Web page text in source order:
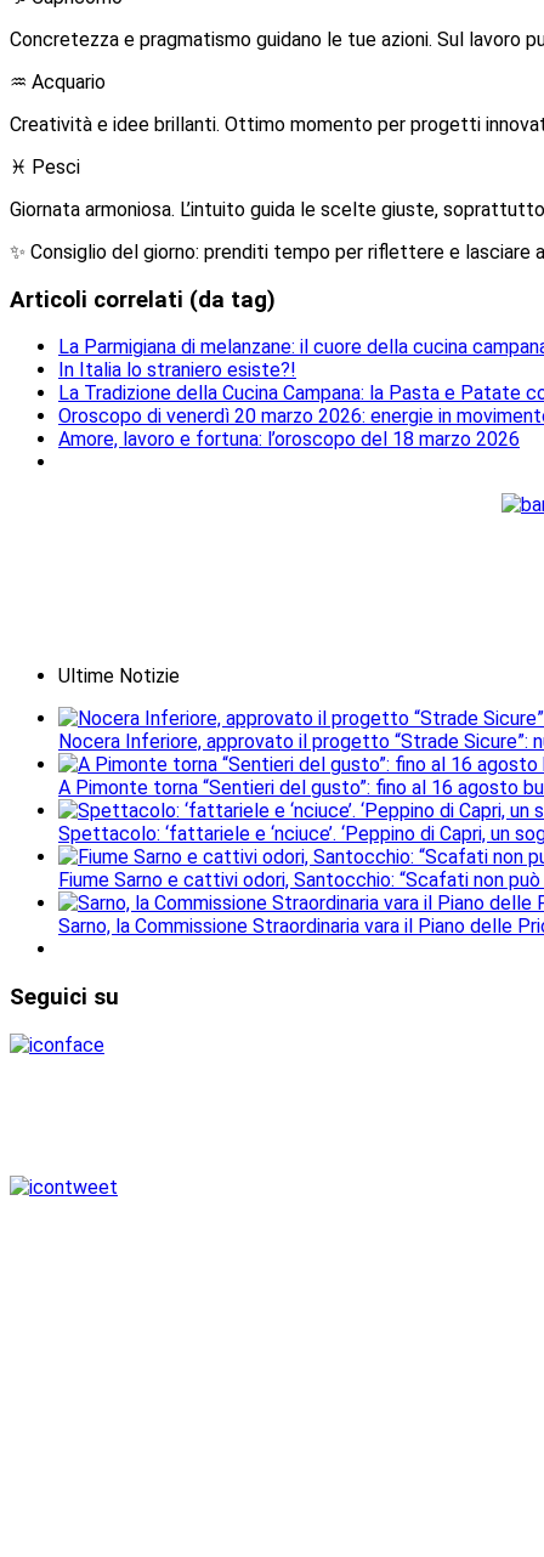
Concretezza e pragmatismo guidano le tue azioni. Sul lavoro
♒ Acquario
Creatività e idee brillanti. Ottimo momento per progetti
♓ Pesci
Giornata armoniosa. L’intuito guida le scelte giuste,
✨ Consiglio del giorno: prenditi tempo per riflettere e lasciare
Articoli correlati (da tag)
La Parmigiana di melanzane: il cuore della cucina
In Italia lo straniero esiste?!
La Tradizione della Cucina Campana: la Pasta e Patate
Oroscopo di venerdì 20 marzo 2026: energie in
Amore, lavoro e fortuna: l’oroscopo del 18 marzo 2026
Ultime Notizie
Nocera Inferiore, approvato il progetto “Strade
A Pimonte torna “Sentieri del gusto”: fino al 16 agosto
Spettacolo: ‘fattariele e ‘nciuce’. ‘Peppino di Capri, un
Fiume Sarno e cattivi odori, Santocchio: “Scafati non
Sarno, la Commissione Straordinaria vara il Piano delle
Seguici su